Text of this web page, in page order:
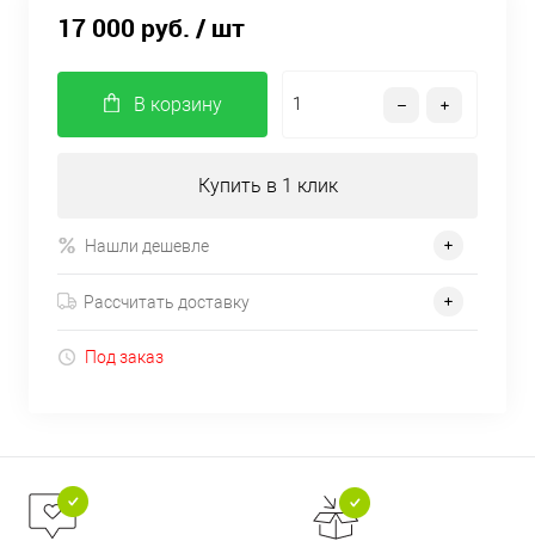
17 000 руб. / шт
В корзину
Купить в 1 клик
Нашли дешевле
Рассчитать доставку
Под заказ